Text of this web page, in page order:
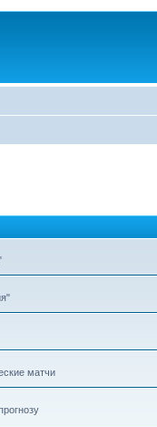
матчи